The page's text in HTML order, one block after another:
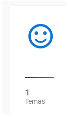
1
Temas